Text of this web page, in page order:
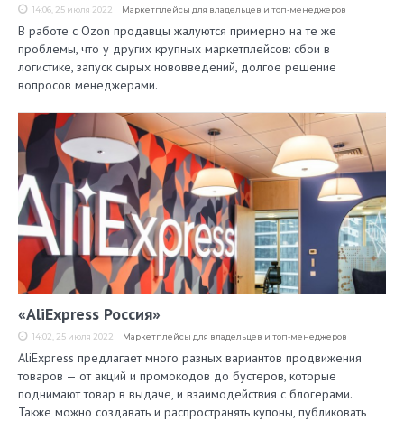
14:06, 25 июля 2022 Маркетплейсы для владельцев и топ-менеджеров
В работе с Ozon продавцы жалуются примерно на те же
проблемы, что у других крупных маркетплейсов: сбои в
логистике, запуск сырых нововведений, долгое решение
вопросов менеджерами.
«AliExpress Россия»
14:02, 25 июля 2022 Маркетплейсы для владельцев и топ-менеджеров
AliExpress предлагает много разных вариантов продвижения
товаров — от акций и промокодов до бустеров, которые
поднимают товар в выдаче, и взаимодействия с блогерами.
Также можно создавать и распространять купоны, публиковать